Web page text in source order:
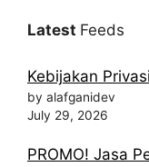
Latest Feeds
Kebijakan
by alafganidev
July 29, 2026
PROMO! Jasa